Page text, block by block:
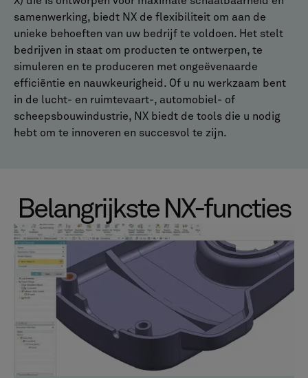
samenwerking, biedt NX de flexibiliteit om aan de
unieke behoeften van uw bedrijf te voldoen. Het stelt
bedrijven in staat om producten te ontwerpen, te
simuleren en te produceren met ongeëvenaarde
efficiëntie en nauwkeurigheid. Of u nu werkzaam bent
in de lucht- en ruimtevaart-, automobiel- of
scheepsbouwindustrie, NX biedt de tools die u nodig
hebt om te innoveren en succesvol te zijn.
Belangrijkste NX-functies